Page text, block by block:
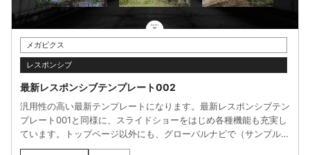
メガピクス
レスポンシブ
最新レスポンシブテンプレート002
汎用性の高い最新テンプレートになります。最新レスポンシブテン
プレート001と同様に、スライドショーをはじめ各種機能も充実し
ています。トップページ以外にも、グローバルナビで（サンプル）
と右側に表示されているページ（汎用ページ、施工実績、FAQ、会